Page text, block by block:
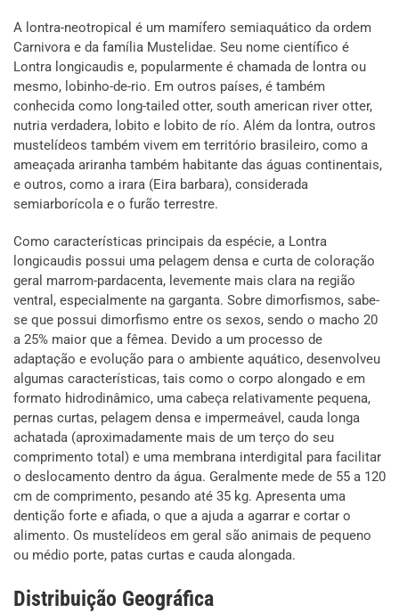
A lontra-neotropical é um mamífero semiaquático da ordem
Carnivora e da família Mustelidae. Seu nome científico é
Lontra longicaudis e, popularmente é chamada de lontra ou
mesmo, lobinho-de-rio. Em outros países, é também
conhecida como long-tailed otter, south american river otter,
nutria verdadera, lobito e lobito de río. Além da lontra, outros
mustelídeos também vivem em território brasileiro, como a
ameaçada ariranha também habitante das águas continentais,
e outros, como a irara (Eira barbara), considerada
semiarborícola e o furão terrestre.
Como características principais da espécie, a Lontra
longicaudis possui uma pelagem densa e curta de coloração
geral marrom-pardacenta, levemente mais clara na região
ventral, especialmente na garganta. Sobre dimorfismos, sabe-
se que possui dimorfismo entre os sexos, sendo o macho 20
a 25% maior que a fêmea. Devido a um processo de
adaptação e evolução para o ambiente aquático, desenvolveu
algumas características, tais como o corpo alongado e em
formato hidrodinâmico, uma cabeça relativamente pequena,
pernas curtas, pelagem densa e impermeável, cauda longa
achatada (aproximadamente mais de um terço do seu
comprimento total) e uma membrana interdigital para facilitar
o deslocamento dentro da água. Geralmente mede de 55 a 120
cm de comprimento, pesando até 35 kg. Apresenta uma
dentição forte e afiada, o que a ajuda a agarrar e cortar o
alimento. Os mustelídeos em geral são animais de pequeno
ou médio porte, patas curtas e cauda alongada.
Distribuição Geográfica